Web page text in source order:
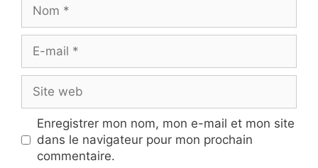
mail
web
Enregistrer mon nom, mon e-mail et mon site
dans le navigateur pour mon prochain
commentaire.